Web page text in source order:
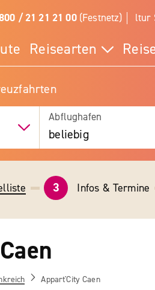
/ 21 21 21 00(Festnetz) ltur
Reisearten
Abflughafen
beliebig
3 Infos & Termine
Appart'City Caen